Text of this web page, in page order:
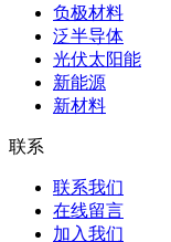
负极材料
泛半导体
光伏太阳能
新能源
新材料
联系
联系我们
在线留言
加入我们